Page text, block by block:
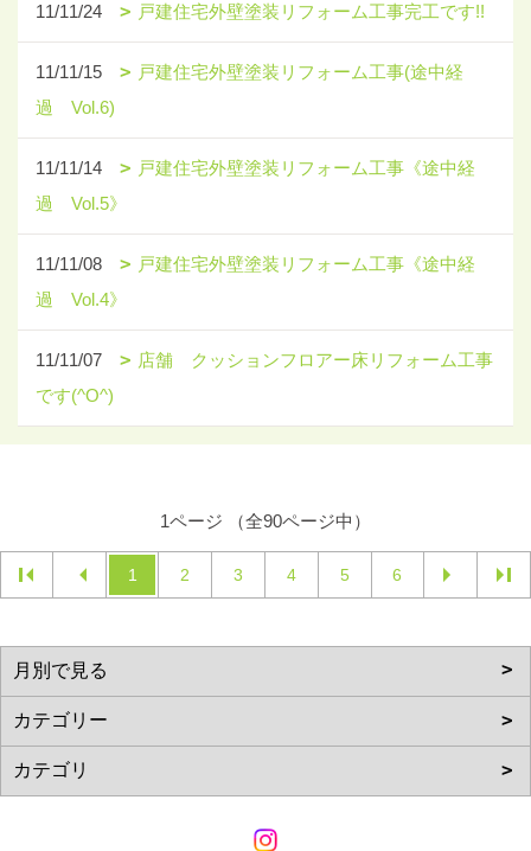
11/11/24 戸建住宅外壁塗装リフォーム工事完工です!!
11/11/15
戸建住宅外壁塗装リフォーム工事(途中経
過 Vol.6)
11/11/14
戸建住宅外壁塗装リフォーム工事《途中経
過 Vol.5》
11/11/08
戸建住宅外壁塗装リフォーム工事《途中経
過 Vol.4》
11/11/07
店舗 クッションフロアー床リフォーム工事
です(^O^)
1ページ （全90ページ中）
1 2 3 4 5 6